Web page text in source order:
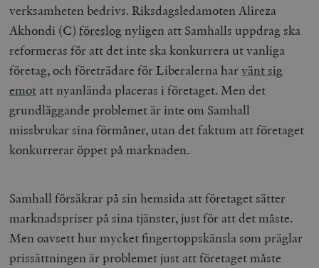
verksamheten bedrivs. Riksdagsledamoten Alireza
Akhondi (C)föreslognyligen att Samhalls uppdrag ska
reformeras för att det inte ska konkurrera ut vanliga
företag, och företrädare för Liberalerna harvänt sig
emot att nyanlända placeras i företaget. Men det
grundläggande problemet är inte om Samhall
missbrukar sina förmåner, utan det faktum att företaget
konkurrerar öppet på marknaden.
Samhall försäkrar på sin hemsida att företaget sätter
marknadspriser på sina tjänster, just för att det måste.
Men oavsett hur mycket fingertoppskänsla som präglar
prissättningen är problemet just att företaget måste